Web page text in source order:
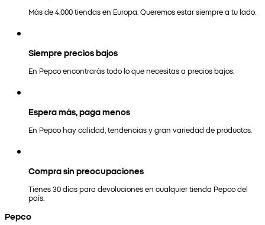
Más de 4.000 tiendas en Europa. Queremos estar siempre a tu lado.
Siempre precios bajos
En Pepco encontrarás todo lo que necesitas a precios bajos.
Espera más, paga menos
En Pepco hay calidad, tendencias y gran variedad de productos.
Compra sin preocupaciones
Tienes 30 días para devoluciones en cualquier tienda Pepco del
país.
Pepco